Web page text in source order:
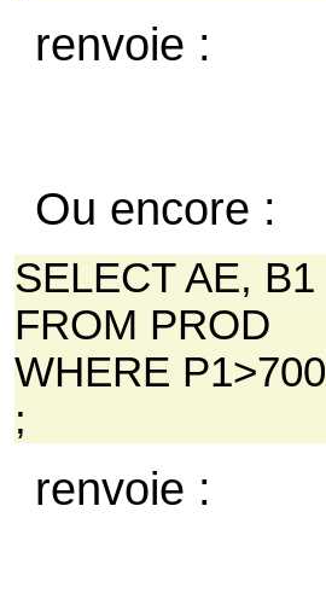
renvoie :
Ou encore :
SELECT AE, B1
FROM PROD
WHERE P1>700
;
renvoie :